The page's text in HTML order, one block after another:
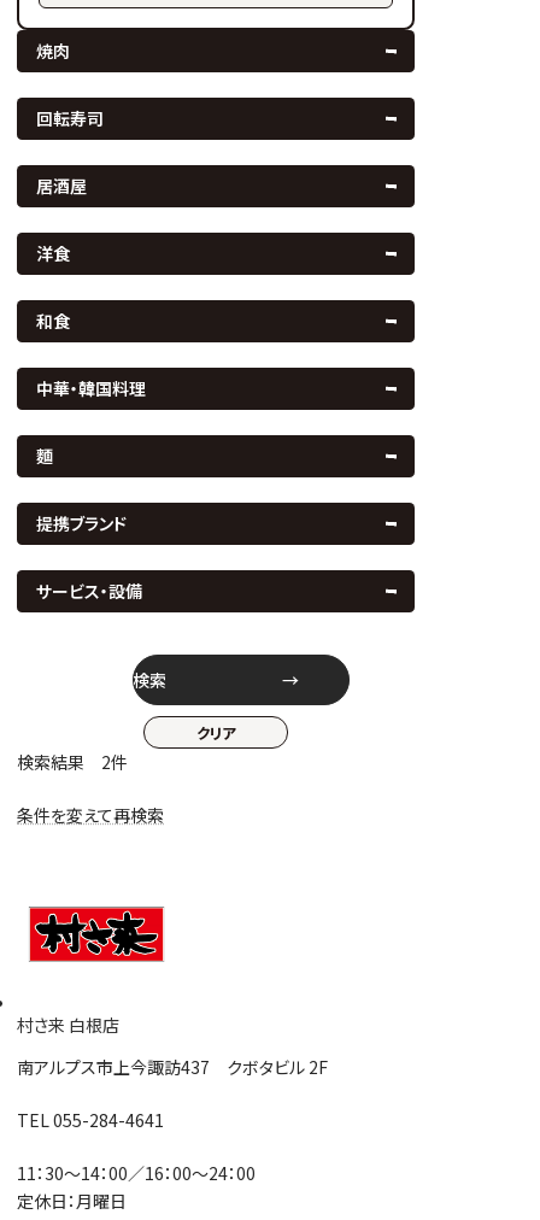
焼肉
回転寿司
居酒屋
洋食
和食
中華・韓国料理
麵
提携ブランド
サービス・設備
検索
検索結果 2件
条件を変えて再検索
村さ来 白根店
南アルプス市上今諏訪437 クボタビル 2F
TEL 055-284-4641
11：30～14：00／16：00～24：00
定休日：月曜日